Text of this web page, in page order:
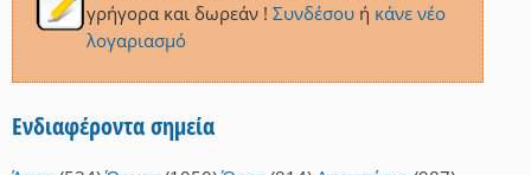
γρήγορα και δωρεάν ! Συνδέσουή κάνε νέο
λογαριασμό
Ενδιαφέροντα σημεία